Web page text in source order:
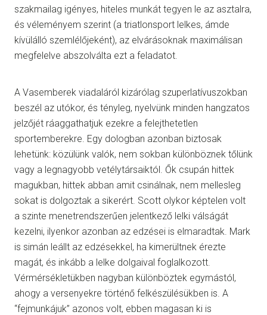
szakmailag igényes, hiteles munkát tegyen le az asztalra,
és véleményem szerint (a triatlonsport lelkes, ámde
kívülálló szemlélőjeként), az elvárásoknak maximálisan
megfelelve abszolválta ezt a feladatot.
A Vasemberek viadaláról kizárólag szuperlatívuszokban
beszél az utókor, és tényleg, nyelvünk minden hangzatos
jelzőjét ráaggathatjuk ezekre a felejthetetlen
sportemberekre. Egy dologban azonban biztosak
lehetünk: közülünk valók, nem sokban különböznek tőlünk
vagy a legnagyobb vetélytársaiktól. Ők csupán hittek
magukban, hittek abban amit csinálnak, nem mellesleg
sokat is dolgoztak a sikerért. Scott olykor képtelen volt
a szinte menetrendszerűen jelentkező lelki válságát
kezelni, ilyenkor azonban az edzései is elmaradtak. Mark
is simán leállt az edzésekkel, ha kimerültnek érezte
magát, és inkább a lelke dolgaival foglalkozott.
Vérmérsékletükben nagyban különböztek egymástól,
ahogy a versenyekre történő felkészülésükben is. A
“fejmunkájuk” azonos volt, ebben magasan ki is